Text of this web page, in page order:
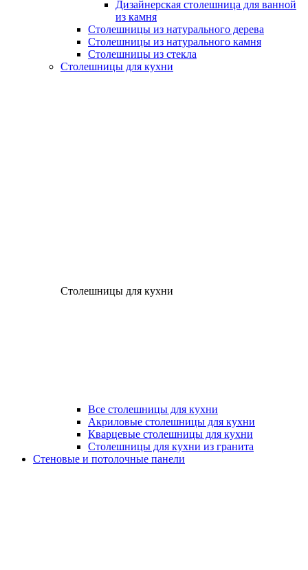
Дизайнерская столешница для ванной
из камня
Столешницы из натурального дерева
Столешницы из натурального камня
Столешницы из стекла
Столешницы для кухни
Столешницы для кухни
Все столешницы для кухни
Акриловые столешницы для кухни
Кварцевые столешницы для кухни
Столешницы для кухни из гранита
Стеновые и потолочные панели